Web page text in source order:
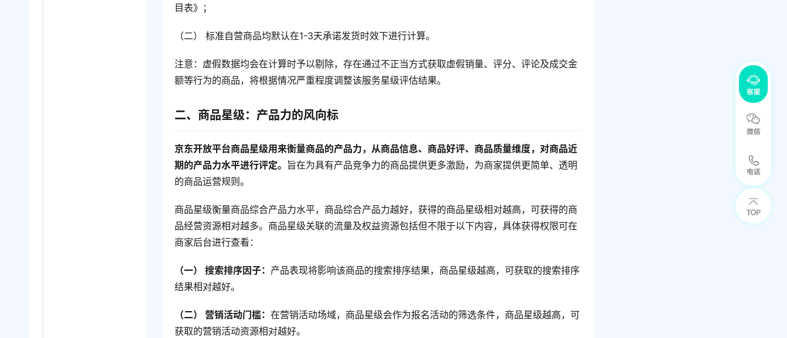
目表》；
（二） 标准自营商品均默认在1-3天承诺发货时效下进行计算。
注意：虚假数据均会在计算时予以剔除，存在通过不正当方式获取虚假销量、评分、评论及成交金
额等行为的商品，将根据情况严重程度调整该服务星级评估结果。
二、商品星级：产品力的风向标
京东开放平台商品星级用来衡量商品的产品力，从商品信息、商品好评、商品质量维度，对商品近
期的产品力水平进行评定。 旨在为具有产品竞争力的商品提供更多激励，为商家提供更简单、透明
的商品运营规则。
商品星级衡量商品综合产品力水平，商品综合产品力越好，获得的商品星级相对越高，可获得的商
品经营资源相对越多。商品星级关联的流量及权益资源包括但不限于以下内容，具体获得权限可在
商家后台进行查看：
（一） 搜索排序因子： 产品表现将影响该商品的搜索排序结果，商品星级越高，可获取的搜索排序
结果相对越好。
（二） 营销活动门槛：在营销活动场域，商品星级会作为报名活动的筛选条件，商品星级越高，可
获取的营销活动资源相对越好。